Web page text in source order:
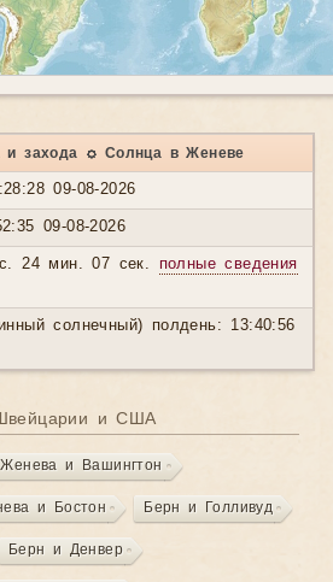
и захода ☼ Солнца в Женеве
09-08-2026
09-08-2026
24 мин. 07 сек. полные сведения
солнечный) полдень: 13:40:56
и США
Женева и Вашингтон
и Бостон Берн и Голливуд
Берн и Денвер